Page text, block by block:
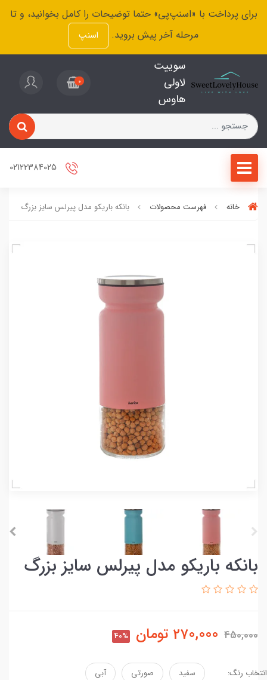
برای پرداخت با «اسنپ‌پی» حتما توضیحات را کامل بخوانید، و تا
مرحله آخر پیش بروید.
اسنپ
سوییت
لاولی
هاوس
0
خانه فهرست محصولات بانکه باریکو مدل پیرلس سایز بزرگ
بانکه باریکو مدل پیرلس سایز بزرگ
450,000
270,000 تومان 40%
انتخاب رنگ: سفید صورتی آبی